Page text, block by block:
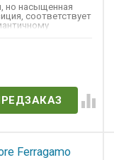
но насыщенная
соответствует
Ferragamo